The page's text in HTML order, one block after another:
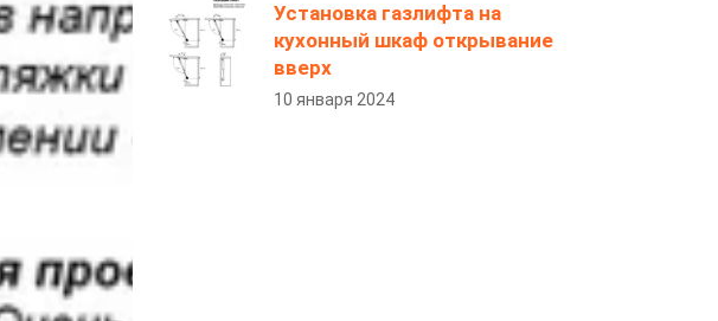
Установка газлифта на
кухонный шкаф открывание
вверх
10 января 2024